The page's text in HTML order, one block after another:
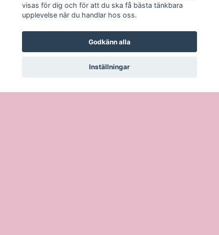
visas för dig och för att du ska få bästa tänkbara
upplevelse när du handlar hos oss.
Godkänn alla
Inställningar